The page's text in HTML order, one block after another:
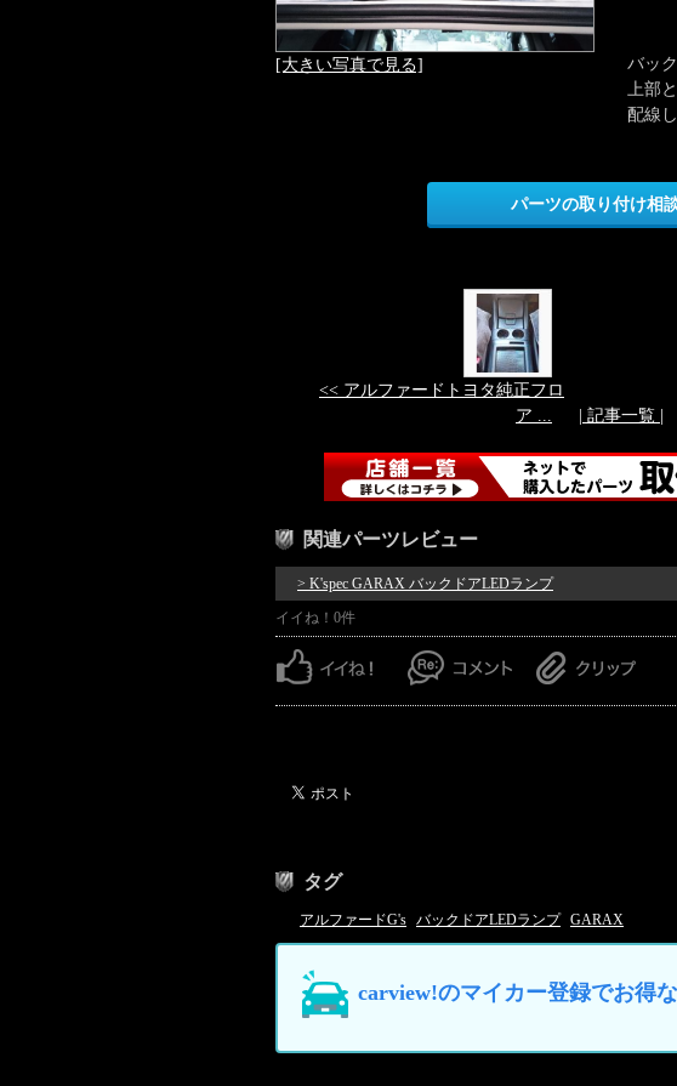
[大きい写真で見る]
バッ
上部
配線
パーツの取り付け相
<< アルファードトヨタ純正フロ
ア ...
| 記事一覧 |
関連パーツレビュー
> K'spec GARAX バックドアLEDランプ
イイね！0件
タグ
アルファードG's バックドアLEDランプ GARAX
carview!のマイカー登録でお得